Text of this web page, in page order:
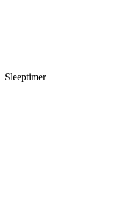
Sleeptimer